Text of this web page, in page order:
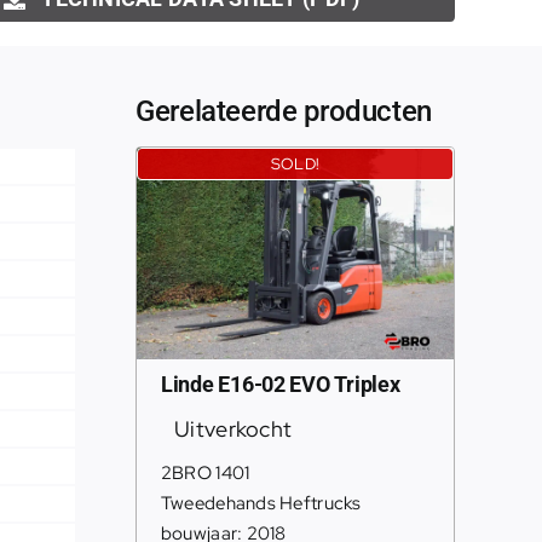
Gerelateerde producten
SOLD!
Linde E16-02 EVO Triplex
Uitverkocht
2BRO 1401
Tweedehands Heftrucks
bouwjaar: 2018